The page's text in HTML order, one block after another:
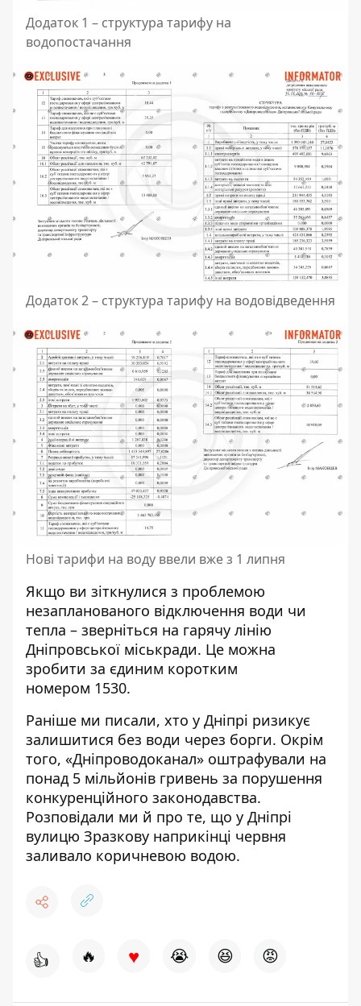
Додаток 1 – структура тарифу на
водопостачання
Додаток 2 – структура тарифу на водовідведення
Нові тарифи на воду ввели вже з 1 липня
Якщо ви зіткнулися з проблемою
незапланованого відключення води чи
тепла – зверніться на гарячу лінію
Дніпровської міськради. Це можна
зробити за єдиним коротким
номером 1530.
Раніше ми писали, хто у Дніпрі ризикує
залишитися без води через борги. Окрім
того, «Дніпроводоканал» оштрафували на
понад 5 мільйонів гривень за порушення
конкуренційного законодавства.
Розповідали ми й про те, що у Дніпрі
вулицю Зразкову наприкінці червня
заливало коричневою водою.
👍 🔥 ♥ 😭 😆 😡